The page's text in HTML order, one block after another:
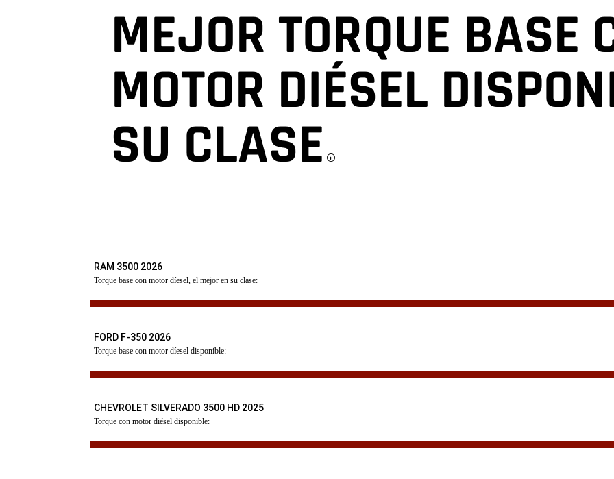
MEJOR TORQUE BASE
MOTOR DIÉSEL
SU CLASE
Disclosure
RAM 3500 2026
Torque base con motor díesel, el mejor en su clase:
FORD F-350 2026
Torque base con motor díesel disponible:
CHEVROLET SILVERADO 3500 HD 2025
Torque con motor diésel disponible: